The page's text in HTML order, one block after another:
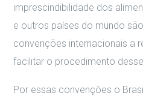
imprescindibilidade dos
e outros países do mundo
convenções internacionais a
facilitar o procedimento
Por essas convenções o